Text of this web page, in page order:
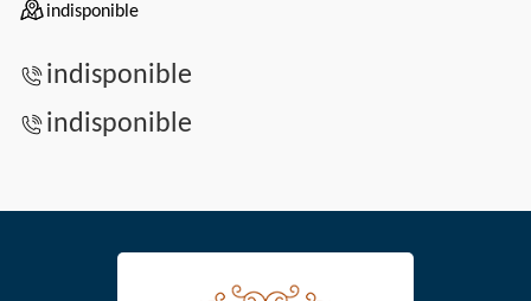
indisponible
indisponible
indisponible